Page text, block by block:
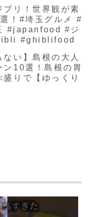
ブリ！世界観が素
！#埼玉グルメ #
#japanfood #ジ
#ghiblifood
ない】島根の大人
ン10選！島根の胃
りで【ゆっくり